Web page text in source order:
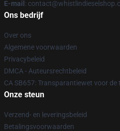
E-mail :
Ons bedrijf
Over ons
Algemene voorwaarden
Privacybeleid
DMCA - Auteursrechtbeleid
CA SB657: Transparantiewet voor de
Onze steun
Verzend- en leveringsbeleid
Betalingsvoorwaarden